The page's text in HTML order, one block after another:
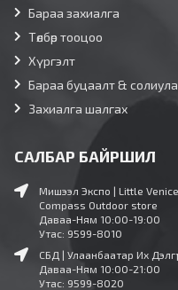
Бараа захиалга
Төлбөр тооцоо
Хүргэлт
Бараа буцаалт &
Захиалга шалгах
САЛБАР БАЙРШИЛ
Мишээл Экспо | Little
Compass Outdoor store
Даваа-Ням 10:00-19:00
Утас: 9599-8010
СБД | Улаанбаатар Их
Даваа-Ням 10:00-21:00
Утас: 9599-8020